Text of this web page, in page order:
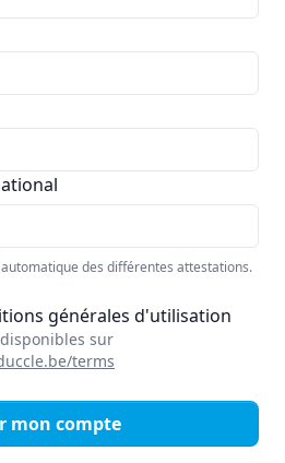
des différentes attestations.
générales d'utilisation
sur
terms
mon compte